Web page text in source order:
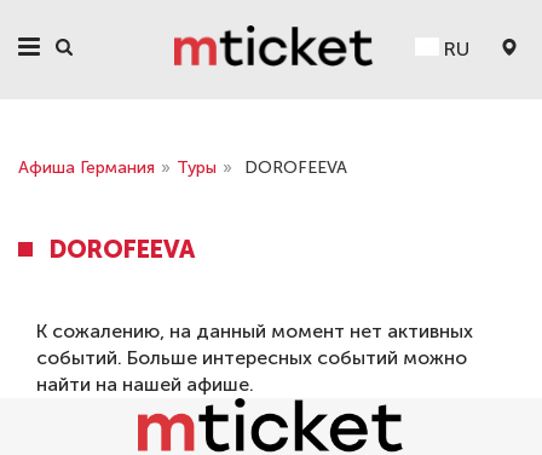
RU
Афиша Германия » Туры » DOROFEEVA
DOROFEEVA
К сожалению, на данный момент нет активных
событий. Больше интересных событий можно
найти на нашей афише.